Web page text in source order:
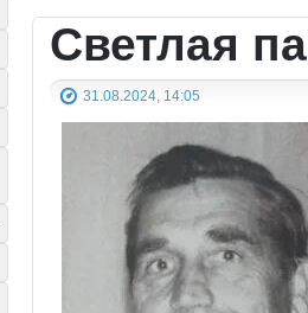
Светлая
31.08.2024, 14:05